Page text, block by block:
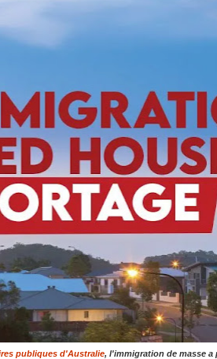
publiques d'Australie, l'immigration de masse a